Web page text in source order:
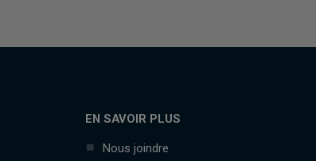
EN SAVOIR PLUS
Nous joindre